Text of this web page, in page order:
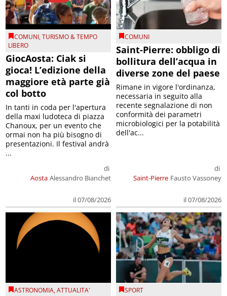
COMUNI,TURISMO & TEMPO
LIBERO
GiocAosta: Ciak si
gioca! L’edizione della
maggiore età parte già
col botto
Aosta
di
Alessandro Bianchet
il 07/08/2026
In tanti in coda per l'apertura
della maxi ludoteca di piazza
Chanoux, per un evento che
ormai non ha più bisogno di
presentazioni. Il festival andrà
...
COMUNI
Saint-Pierre: obbligo di
bollitura dell’acqua in
diverse zone del paese
Saint-Pierre
di
Fausto Vassoney
il 07/08/2026
Rimane in vigore l'ordinanza,
necessaria in seguito alla
recente segnalazione di non
conformità dei parametri
microbiologici per la potabilità
dell'ac...
ASTRONOMIA,ATTUALITA' SPORT